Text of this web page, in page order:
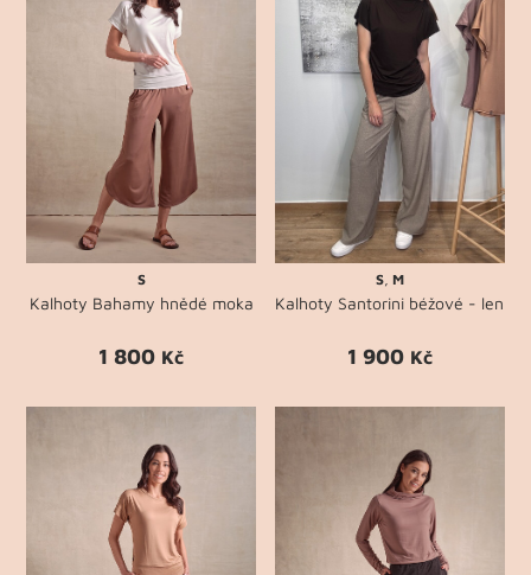
S
Kalhoty Bahamy hnědé moka
1 800 Kč
S, M
Kalhoty Santorini béžové - len
1 900 Kč